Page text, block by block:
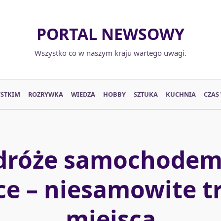
PORTAL NEWSOWY
Wszystko co w naszym kraju wartego uwagi.
ROZRYWKA WIEDZA HOBBY SZTUKA KUCHNIA
– niesamowite